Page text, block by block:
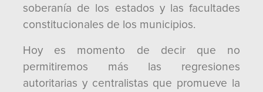
soberanía de los estados y las facultades
constitucionales de los municipios.
Hoy es momento de decir que no
permitiremos más las regresiones
autoritarias y centralistas que promueve la